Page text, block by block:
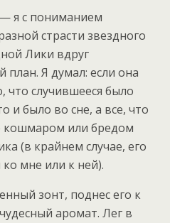
я с пониманием
страсти звездного
Лики вдруг
план. Я думал: если она
что случившееся было
и было во сне, а все, что
кошмаром или бредом
(в крайнем случае, его
мне или к ней).
зонт, поднес его к
аромат. Лег в